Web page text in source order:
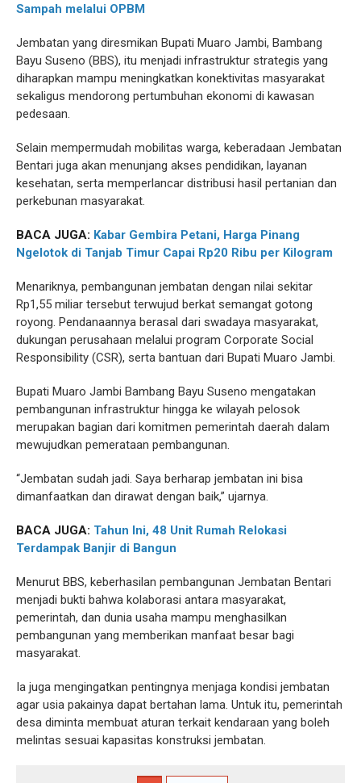
Sampah melalui OPBM
Jembatan yang diresmikan Bupati Muaro Jambi, Bambang
Bayu Suseno (BBS), itu menjadi infrastruktur strategis yang
diharapkan mampu meningkatkan konektivitas masyarakat
sekaligus mendorong pertumbuhan ekonomi di kawasan
pedesaan.
Selain mempermudah mobilitas warga, keberadaan Jembatan
Bentari juga akan menunjang akses pendidikan, layanan
kesehatan, serta memperlancar distribusi hasil pertanian dan
perkebunan masyarakat.
BACA JUGA: Kabar Gembira Petani, Harga Pinang
Ngelotok di Tanjab Timur Capai Rp20 Ribu per Kilogram
Menariknya, pembangunan jembatan dengan nilai sekitar
Rp1,55 miliar tersebut terwujud berkat semangat gotong
royong. Pendanaannya berasal dari swadaya masyarakat,
dukungan perusahaan melalui program Corporate Social
Responsibility (CSR), serta bantuan dari Bupati Muaro Jambi.
Bupati Muaro Jambi Bambang Bayu Suseno mengatakan
pembangunan infrastruktur hingga ke wilayah pelosok
merupakan bagian dari komitmen pemerintah daerah dalam
mewujudkan pemerataan pembangunan.
“Jembatan sudah jadi. Saya berharap jembatan ini bisa
dimanfaatkan dan dirawat dengan baik,” ujarnya.
BACA JUGA: Tahun Ini, 48 Unit Rumah Relokasi
Terdampak Banjir di Bangun
Menurut BBS, keberhasilan pembangunan Jembatan Bentari
menjadi bukti bahwa kolaborasi antara masyarakat,
pemerintah, dan dunia usaha mampu menghasilkan
pembangunan yang memberikan manfaat besar bagi
masyarakat.
Ia juga mengingatkan pentingnya menjaga kondisi jembatan
agar usia pakainya dapat bertahan lama. Untuk itu, pemerintah
desa diminta membuat aturan terkait kendaraan yang boleh
melintas sesuai kapasitas konstruksi jembatan.